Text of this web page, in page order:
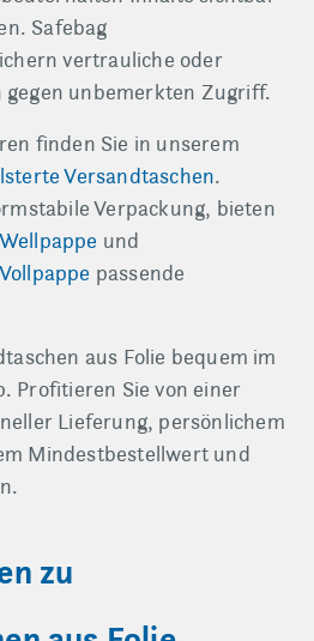
Safebag
vertrauliche oder
gegen unbemerkten Zugriff.
finden Sie in unserem
Versandtaschen.
Verpackung, bieten
und
passende
aus Folie bequem im
Profitieren Sie von einer
Lieferung, persönlichem
Mindestbestellwert und
zu